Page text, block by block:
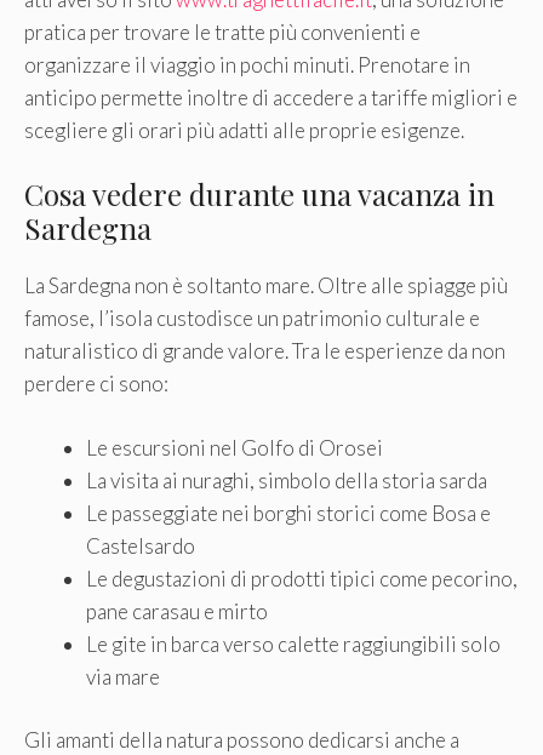
pratica per trovare le tratte più convenienti e
organizzare il viaggio in pochi minuti. Prenotare in
anticipo permette inoltre di accedere a tariffe migliori e
scegliere gli orari più adatti alle proprie esigenze.
Cosa vedere durante una vacanza in
Sardegna
La Sardegna non è soltanto mare. Oltre alle spiagge più
famose, l’isola custodisce un patrimonio culturale e
naturalistico di grande valore. Tra le esperienze da non
perdere ci sono:
Le escursioni nel Golfo di Orosei
La visita ai nuraghi, simbolo della storia sarda
Le passeggiate nei borghi storici come Bosa e
Castelsardo
Le degustazioni di prodotti tipici come pecorino,
pane carasau e mirto
Le gite in barca verso calette raggiungibili solo
via mare
Gli amanti della natura possono dedicarsi anche a